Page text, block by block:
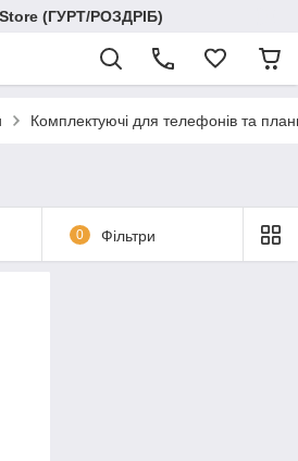
(ГУРТ/РОЗДРІБ)
Комплектуючі для телефонів та
0 Фільтри